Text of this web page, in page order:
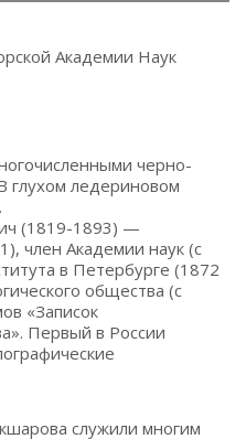
Академии Наук
черно-
глухом ледериновом
(1819-1893) —
член Академии наук (с
в Петербурге (1872
общества (c
«Записок
Первый в России
служили многим